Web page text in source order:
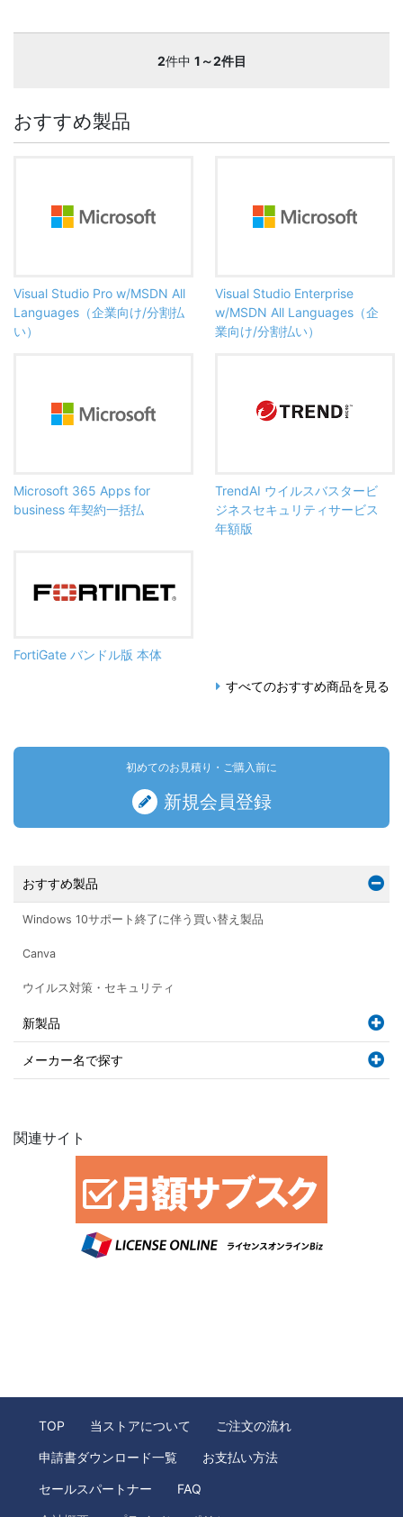
2件中 1～2件目
おすすめ製品
Visual Studio Pro w/MSDN All
Languages（企業向け/分割払
い）
Visual Studio Enterprise
w/MSDN All Languages（企
業向け/分割払い）
Microsoft 365 Apps for
business 年契約一括払
TrendAI ウイルスバスタービ
ジネスセキュリティサービス
年額版
FortiGate バンドル版 本体
すべてのおすすめ商品を見る
初めてのお見積り・ご購入前に
新規会員登録
おすすめ製品
Windows 10サポート終了に伴う買い替え製品
Canva
ウイルス対策・セキュリティ
新製品
メーカー名で探す
関連サイト
TOP 当ストアについて ご注文の流れ
申請書ダウンロード一覧 お支払い方法
セールスパートナー FAQ